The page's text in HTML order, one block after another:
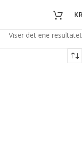
Viser det ene resultatet